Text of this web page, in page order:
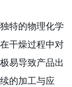
特的物理化学
干燥过程中对
易导致产品出
的加工与应